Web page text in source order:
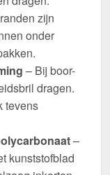
zijn
onder
– Bij boor-
dragen.
tevens
–
kunststofblad